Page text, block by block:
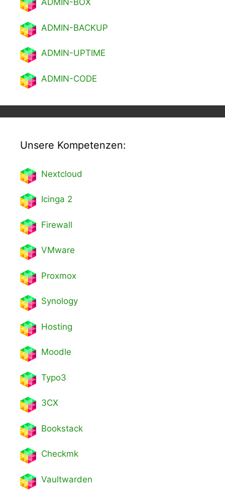
ADMIN-BOX
ADMIN-BACKUP
ADMIN-UPTIME
ADMIN-CODE
Unsere Kompetenzen:
Nextcloud
Icinga 2
Firewall
VMware
Proxmox
Synology
Hosting
Moodle
Typo3
3CX
Bookstack
Checkmk
Vaultwarden